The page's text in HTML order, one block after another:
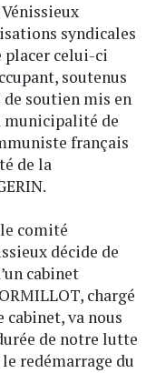
syndicales
placer celui-ci
soutenus
soutien mis en
municipalité de
français
de la
le comité
décide de
cabinet
chargé
cabinet, va nous
de notre lutte
redémarrage du